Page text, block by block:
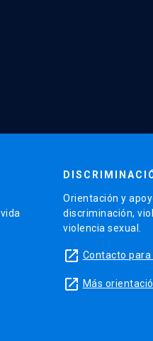
Orientación y
discriminación,
violencia sexual.
launch Contacto para
launch Más